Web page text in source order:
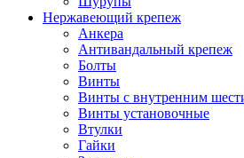
Нержавеющий крепеж
Анкера
Антивандальный крепеж
Болты
Винты
Винты с внутренним
Винты установочные
Втулки
Гайки